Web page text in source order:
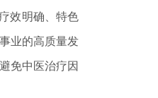
效明确、特色
业的高质量发
免中医治疗因